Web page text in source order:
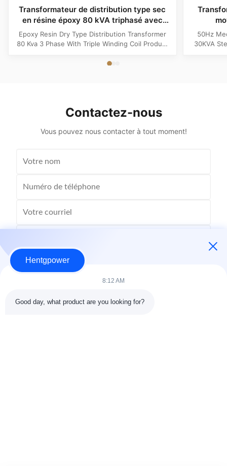
Transformateur de distribution type sec
en résine époxy 80 kVA triphasé avec
bobinage triple
Epoxy Resin Dry Type Distribution Transformer
80 Kva 3 Phase With Triple Winding Coil Product
transformer, distribution transformer, Dry Type
50Hz
30KVA
Contactez-nous
Vous pouvez nous contacter à tout moment!
Hentgpower
8:12 AM
Good day, what product are you looking for?